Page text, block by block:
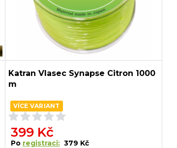
Katran Vlasec Synapse Citron 1000
m
VÍCE VARIANT
399 Kč
Po registraci: 379 Kč